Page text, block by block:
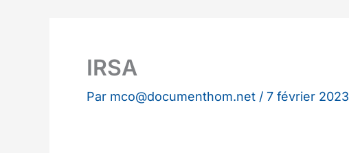
IRSA
Par mco@documenthom.net / 7 février 2023